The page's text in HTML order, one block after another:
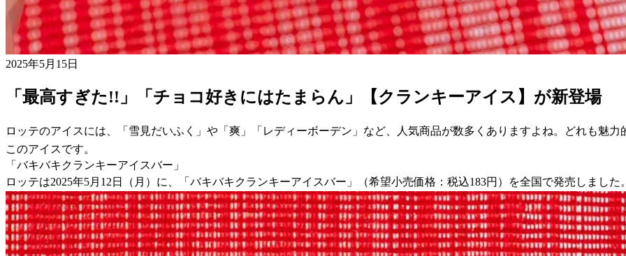
2025年5月15日
「最高すぎた!!」「チョコ好きにはたまらん」【クランキーアイス】が新登場
ロッテのアイスには、「雪見だいふく」や「爽」「レディーボーデン」など、人気商品が数多くありますよね。どれも魅
このアイスです。
「バキバキクランキーアイスバー」
ロッテは2025年5月12日（月）に、「バキバキクランキーアイスバー」（希望小売価格：税込183円）を全国で発売しました